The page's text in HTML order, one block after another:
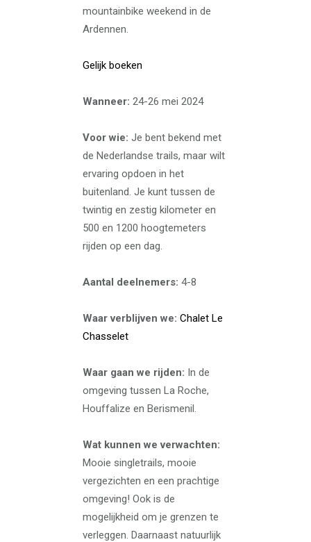
mountainbike weekend in de
Ardennen.
Gelijk boeken
Wanneer: 24-26 mei 2024
Voor wie: Je bent bekend met
de Nederlandse trails, maar wilt
ervaring opdoen in het
buitenland. Je kunt tussen de
twintig en zestig kilometer en
500 en 1200 hoogtemeters
rijden op een dag.
Aantal deelnemers: 4-8
Waar verblijven we: Chalet Le
Chasselet
Waar gaan we rijden: In de
omgeving tussen La Roche,
Houffalize en Berismenil.
Wat kunnen we verwachten:
Mooie singletrails, mooie
vergezichten en een prachtige
omgeving! Ook is de
mogelijkheid om je grenzen te
verleggen. Daarnaast natuurlijk